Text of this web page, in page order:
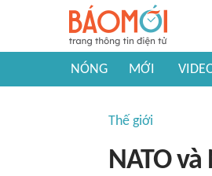
NÓNG MỚI
Thế giới
NATO